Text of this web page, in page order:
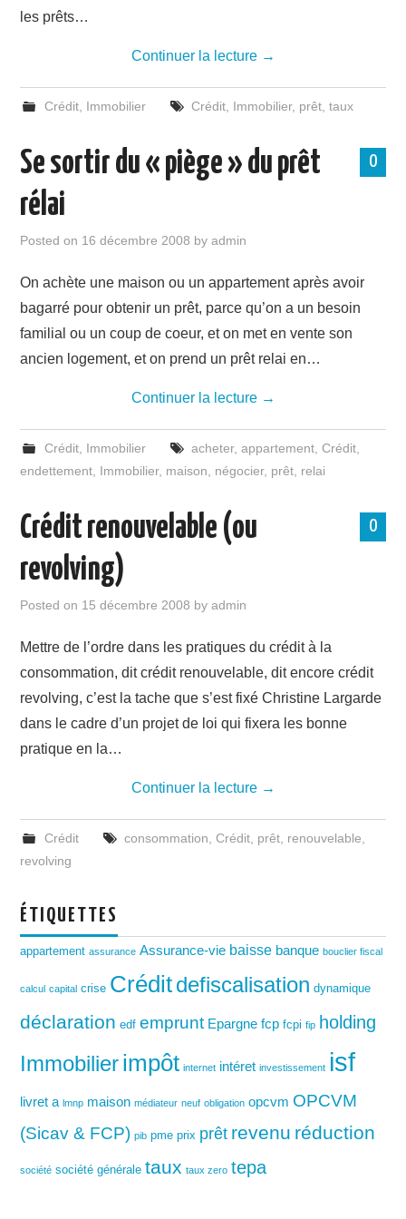
les prêts…
Continuer la lecture →
Crédit, Immobilier Crédit, Immobilier, prêt, taux
0
Se sortir du « piège » du prêt
rélai
Posted on 16 décembre 2008 byadmin
On achète une maison ou un appartement après avoir
bagarré pour obtenir un prêt, parce qu’on a un besoin
familial ou un coup de coeur, et on met en vente son
ancien logement, et on prend un prêt relai en…
Continuer la lecture →
Crédit, Immobilier acheter, appartement, Crédit,
endettement Immobilier, maison négocier, prêt relai
0
Crédit renouvelable (ou
revolving)
Posted on 15 décembre 2008 byadmin
Mettre de l’ordre dans les pratiques du crédit à la
consommation, dit crédit renouvelable, dit encore crédit
revolving, c’est la tache que s’est fixé Christine Largarde
dans le cadre d’un projet de loi qui fixera les bonne
pratique en la…
Continuer la lecture →
Crédit consommation Crédit, prêt, renouvelable
revolving
ÉTIQUETTES
appartement assurance Assurance-vie baisse banque bouclier fiscal
calcul capital crise Créditdefiscalisation dynamique
déclaration edf emprunt Epargne fcp fcpi fip holding
Immobilierimpôt internet intéret investissement isf
livret a lmnp maison médiateur neuf obligation opcvm OPCVM
(Sicav & FCP) pib pme prix prêt revenu réduction
société société générale taux taux zero tepa